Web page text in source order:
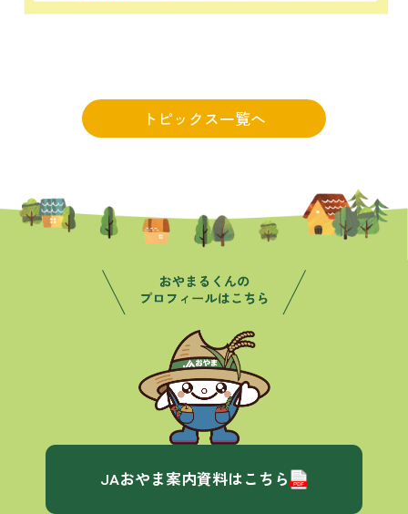
トピックス一覧へ
JAおやま案内資料はこちら